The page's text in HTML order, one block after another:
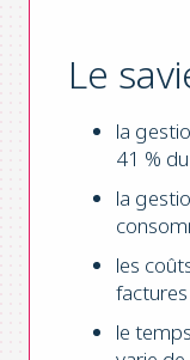
Le
la
41 %
la
les
le